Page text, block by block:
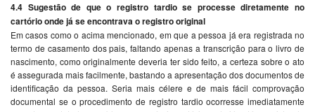
4.4 Sugestão de que o registro tardio se processe diretamente no
cartório onde já se encontrava o registro original
Em casos como o acima mencionado, em que a pessoa já era registrada no
termo de casamento dos pais, faltando apenas a transcrição para o livro de
nascimento, como originalmente deveria ter sido feito, a certeza sobre o ato
é assegurada mais facilmente, bastando a apresentação dos documentos de
identificação da pessoa. Seria mais célere e de mais fácil comprovação
documental se o procedimento de registro tardio ocorresse imediatamente